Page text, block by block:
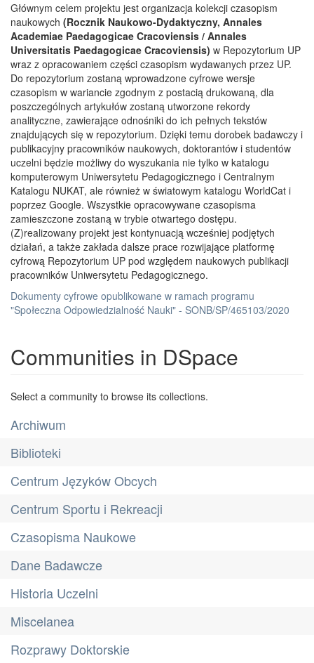
Głównym celem projektu jest organizacja kolekcji czasopism
naukowych (Rocznik Naukowo-Dydaktyczny, Annales
Academiae Paedagogicae Cracoviensis / Annales
Universitatis Paedagogicae Cracoviensis) w Repozytorium UP
wraz z opracowaniem części czasopism wydawanych przez UP.
Do repozytorium zostaną wprowadzone cyfrowe wersje
czasopism w wariancie zgodnym z postacią drukowaną, dla
poszczególnych artykułów zostaną utworzone rekordy
analityczne, zawierające odnośniki do ich pełnych tekstów
znajdujących się w repozytorium. Dzięki temu dorobek badawczy i
publikacyjny pracowników naukowych, doktorantów i studentów
uczelni będzie możliwy do wyszukania nie tylko w katalogu
komputerowym Uniwersytetu Pedagogicznego i Centralnym
Katalogu NUKAT, ale również w światowym katalogu WorldCat i
poprzez Google. Wszystkie opracowywane czasopisma
zamieszczone zostaną w trybie otwartego dostępu.
(Z)realizowany projekt jest kontynuacją wcześniej podjętych
działań, a także zakłada dalsze prace rozwijające platformę
cyfrową Repozytorium UP pod względem naukowych publikacji
pracowników Uniwersytetu Pedagogicznego.
Dokumenty cyfrowe opublikowane w ramach programu
"Społeczna Odpowiedzialność Nauki" - SONB/SP/465103/2020
Communities in DSpace
Select a community to browse its collections.
Archiwum
Biblioteki
Centrum Języków Obcych
Centrum Sportu i Rekreacji
Czasopisma Naukowe
Dane Badawcze
Historia Uczelni
Miscelanea
Rozprawy Doktorskie